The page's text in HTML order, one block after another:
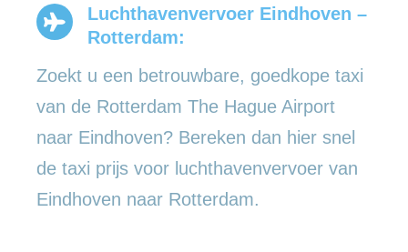
Luchthavenvervoer Eindhoven –
Rotterdam:
Zoekt u een betrouwbare, goedkope taxi
van de Rotterdam The Hague Airport
naar Eindhoven? Bereken dan hier snel
de taxi prijs voor luchthavenvervoer van
Eindhoven naar Rotterdam.